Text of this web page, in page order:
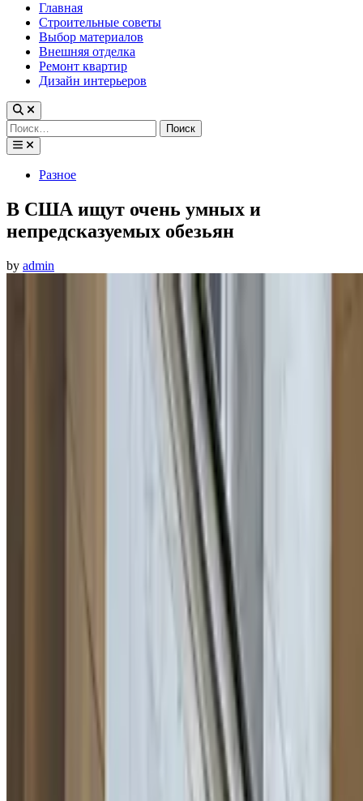
Главная
Строительные советы
Выбор материалов
Внешняя отделка
Ремонт квартир
Дизайн интерьеров
Найти:
PostedРазное
В США ищут очень умных и
непредсказуемых обезьян
by admin